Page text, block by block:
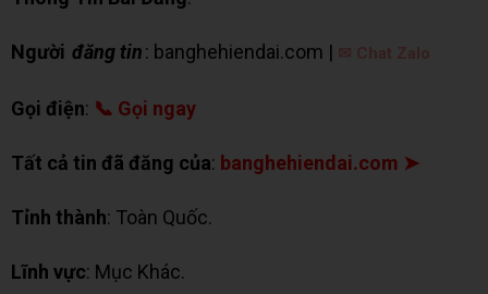
Người đăng tin: banghehiendai.com |
Gọi điện: 📞 Gọi ngay
Tất cả tin đã đăng của: banghehiendai.com ➤
Tỉnh thành: Toàn Quốc.
Lĩnh vực: Mục Khác.